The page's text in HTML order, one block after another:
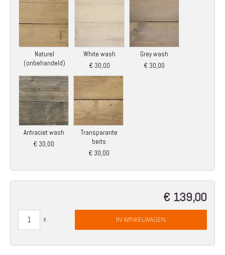
Naturel
(onbehandeld)
White wash
€ 30,00
Grey wash
€ 30,00
Antraciet wash
€ 30,00
Transparante
beits
€ 30,00
€ 139,00
IN WINKELWAGEN